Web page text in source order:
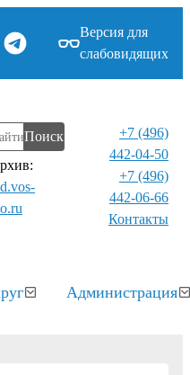
Версия для
слабовидящих
Поиск
+7 (496)
442-04-50
+7 (496)
442-06-66
Контакты⁠
Администрация